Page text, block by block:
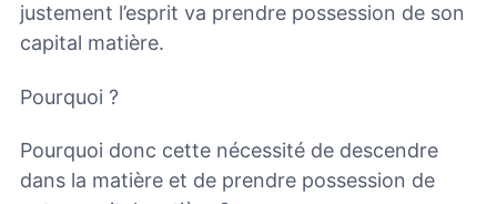
justement l’esprit va prendre possession de son
capital matière.
Pourquoi ?
Pourquoi donc cette nécessité de descendre
dans la matière et de prendre possession de